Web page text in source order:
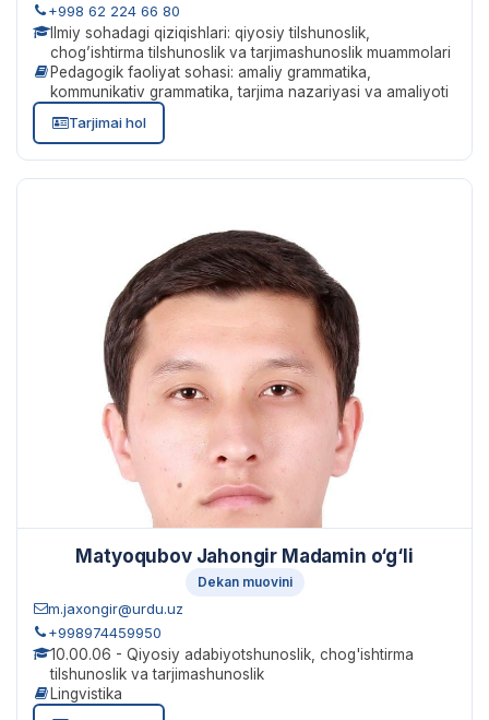
+998 62 224 66 80
Ilmiy sohadagi qiziqishlari: qiyosiy tilshunoslik,
chog’ishtirma tilshunoslik va tarjimashunoslik muammolari
Pedagogik faoliyat sohasi: amaliy grammatika,
kommunikativ grammatika, tarjima nazariyasi va amaliyoti
Tarjimai hol
Matyoqubov Jahongir Madamin o‘g‘li
Dekan muovini
m.jaxongir@urdu.uz
+998974459950
10.00.06 - Qiyosiy adabiyotshunoslik, chog'ishtirma
tilshunoslik va tarjimashunoslik
Lingvistika